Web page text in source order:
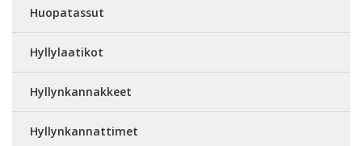
Huopatassut
Hyllylaatikot
Hyllynkannakkeet
Hyllynkannattimet